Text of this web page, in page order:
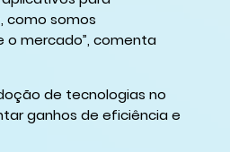
como somos
o mercado”, comenta
de tecnologias no
ganhos de eficiência e